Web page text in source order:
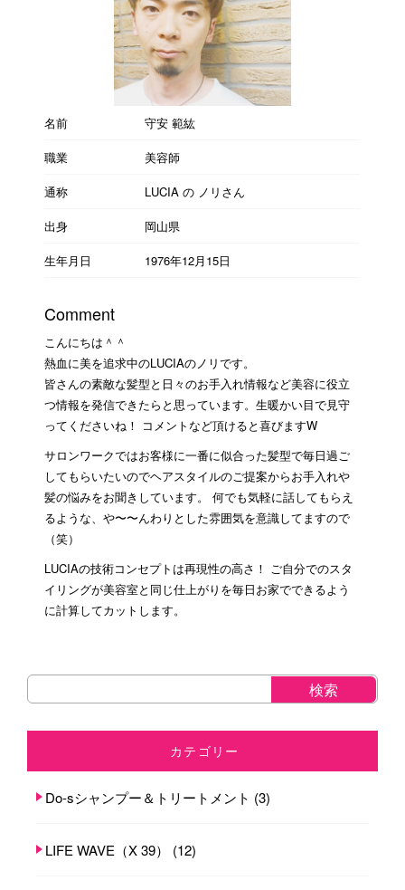
名前
守安 範紘
職業
美容師
通称
LUCIA の ノリさん
出身
岡山県
生年月日
1976年12月15日
Comment
こんにちは＾＾
熱血に美を追求中のLUCIAのノリです。
皆さんの素敵な髪型と日々のお手入れ情報など美容に役立
つ情報を発信できたらと思っています。生暖かい目で見守
ってくださいね！ コメントなど頂けると喜びますW
サロンワークではお客様に一番に似合った髪型で毎日過ご
してもらいたいのでヘアスタイルのご提案からお手入れや
髪の悩みをお聞きしています。 何でも気軽に話してもらえ
るような、や〜〜んわりとした雰囲気を意識してますので
（笑）
LUCIAの技術コンセプトは再現性の高さ！ ご自分でのスタ
イリングが美容室と同じ仕上がりを毎日お家でできるよう
に計算してカットします。
カテゴリー
Do-sシャンプー＆トリートメント (3)
LIFE WAVE（X 39） (12)